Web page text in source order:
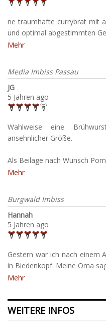
ne traumhafte currybrat mit
und optimal abgestimmten
Mehr
Media Imbiss Passau
JG
5 Jahren ago
Wahlweise eine
ansehnlicher Größe.
Als Beilage nach Wunsch
Mehr
Burgwald Imbiss
Hannah
5 Jahren ago
Gestern war ich nach einem
in Biedenkopf. Meine Oma
Mehr
WEITERE INFOS